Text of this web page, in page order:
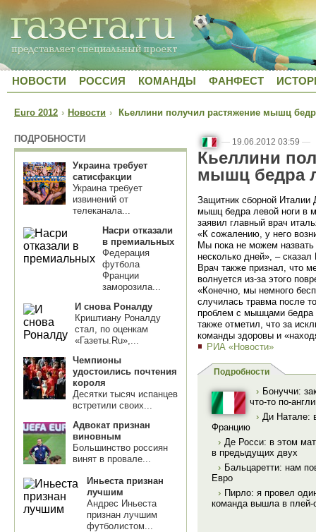
НОВОСТИ РОССИЯ КОМАНДЫ ФАНФЕСТ
Euro 2012 › Новости › Кьеллини получил растяжение мышц
ПОДРОБНОСТИ
Украина требует
сатисфакции
Украина требует
извинений от
телеканала...
Насри отказали
в премиальных
Федерация
футбола
Франции
заморозила...
И снова Роналду
Криштиану Роналду
стал, по оценкам
«Газеты.Ru»,...
Чемпионы
удостоились почтения
короля
Десятки тысяч испанцев
встретили своих...
Адвокат признан
виновным
Большинство россиян
винят в провале...
Иньеста признан
лучшим
Андрес Иньеста
признан лучшим
футболистом...
— 19.06.2012 03:59 —
Кьеллини
мышц бедра
Защитник сборной
мышц бедра левой ноги в
заявил главный врач
«К сожалению, у него
Мы пока не можем
несколько дней», – сказал
Врач также признал, что
волнуется из-за этого
«Конечно, мы немного
случилась травма после
проблем с мышцами бедра
также отметил, что за
команды здоровы и
РИА «Новости»
Подробности
› Бонуччи:
что-то по-
› Ди Натале:
Францию
› Де Росси: в этом
в предыдущих двух
› Бальцаретти: нам
Евро
› Пирло: я провел
команда вышла в